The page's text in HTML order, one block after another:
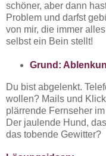
schöner, aber dann
Problem und darfst
von mir, die immer
selbst ein Bein stellt!
Grund:
Du bist abgelenkt.
wollen? Mails und
plärrende Fernseher
Der jaulende Hund,
das tobende Gewitter?